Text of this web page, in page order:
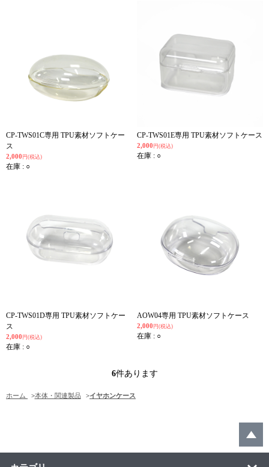
CP-TWS01C専用 TPU素材ソフトケー
ス
2,000 円(税込)
在庫 : ○
CP-TWS01E専用 TPU素材ソフトケース
2,000 円(税込)
在庫 : ○
CP-TWS01D専用 TPU素材ソフトケー
ス
2,000 円(税込)
在庫 : ○
AOW04専用 TPU素材ソフトケース
2,000 円(税込)
在庫 : ○
6件あります
ホーム >本体・関連製品 >イヤホンケース